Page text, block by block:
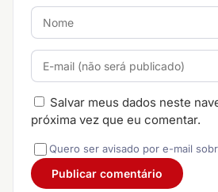
Salvar meus dados neste
próxima vez que eu comentar.
Quero ser avisado por e-mail